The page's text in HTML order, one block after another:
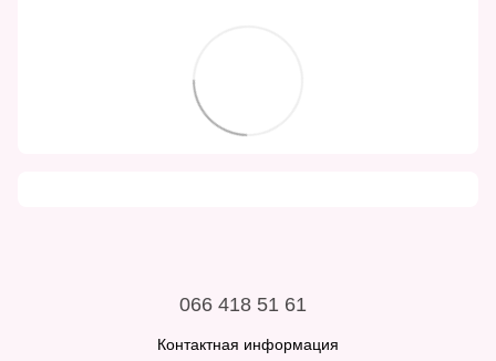
066 418 51 61
Контактная информация